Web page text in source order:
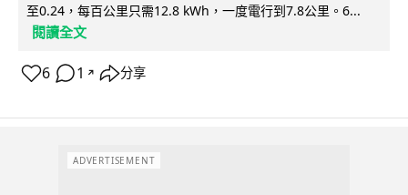
至0.24，每百公里只需12.8 kWh，一度電行到7.8公里。6...
閱讀全文
6 1 ↗ 分享
ADVERTISEMENT